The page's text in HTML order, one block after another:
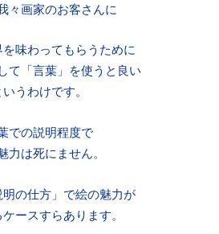
々画家のお客さんに
味わってもらうために
て「言葉」を使うと良い
いうわけです。
での説明程度で
力は死にません。
の仕方」で絵の魅力が
ースすらあります。